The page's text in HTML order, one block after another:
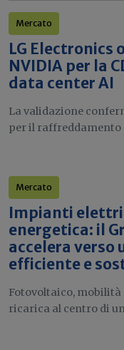
Mercato
LG
NVIDIA per la
data center AI
La validazione
per il raffreddamento
Mercato
Impianti
energetica: il
accelera verso
efficiente e
Fotovoltaico,
ricarica al centro di